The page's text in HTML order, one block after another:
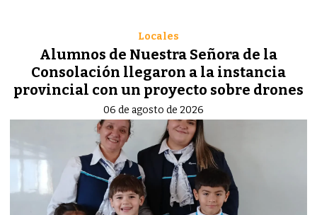
Alumnos de Nuestra Señora de la
Consolación llegaron a la instancia
provincial con un proyecto sobre drones
Locales
06 de agosto de 2026